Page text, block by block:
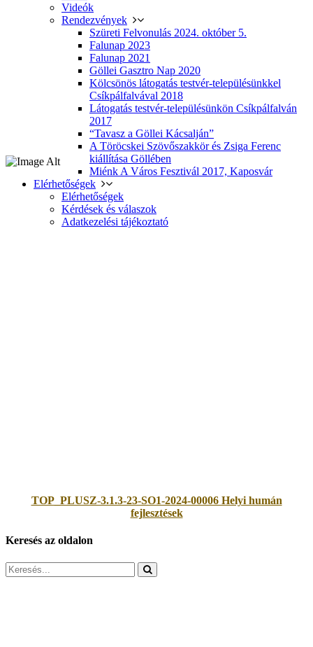
Videók
Rendezvények
Szüreti Felvonulás 2024. október 5.
Falunap 2023
Falunap 2021
Göllei Gasztro Nap 2020
Kölcsönös látogatás testvér-településünkkel
Csíkpálfalvával 2018
Látogatás testvér-településünkön Csíkpálfalván
2017
“Tavasz a Göllei Kácsalján”
A Töröcskei Szövőszakkör és Zsiga Ferenc
kiállítása Göllében
Miénk A Város Fesztivál 2017, Kaposvár
Elérhetőségek
Elérhetőségek
Kérdések és válaszok
Adatkezelési tájékoztató
TOP_PLUSZ-3.1.3-23-SO1-2024-00006 Helyi humán
fejlesztések
Keresés az oldalon
Search
for: